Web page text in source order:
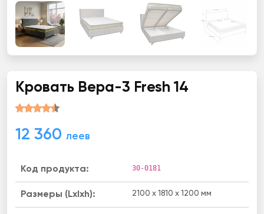
Кровать Вера-3 Fresh 14
12 360 леев
Код продукта: 30-0181
Размеры (Lxlxh): 2100 x 1810 x 1200 мм